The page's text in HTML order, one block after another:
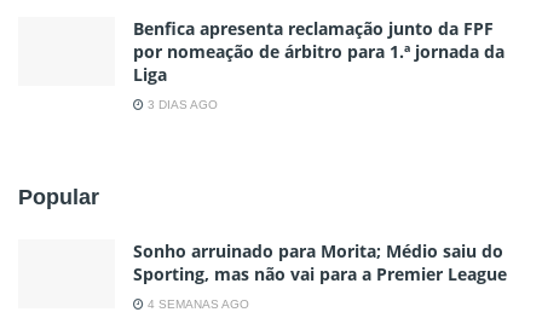
Benfica apresenta reclamação junto da FPF
por nomeação de árbitro para 1.ª jornada da
Liga
3 DIAS AGO
Popular
Sonho arruinado para Morita; Médio saiu do
Sporting, mas não vai para a Premier League
4 SEMANAS AGO